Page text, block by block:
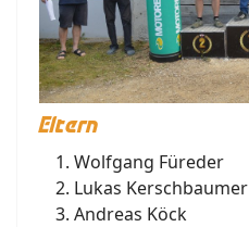
Eltern
Wolfgang Füreder
Lukas Kerschbaumer
Andreas Köck